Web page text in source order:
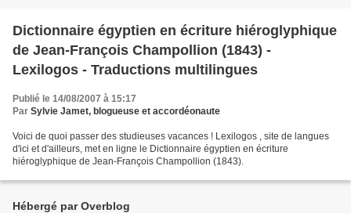
Dictionnaire égyptien en écriture hiéroglyphique
de Jean-François Champollion (1843) -
Lexilogos - Traductions multilingues
Publié le 14/08/2007 à 15:17
Par Sylvie Jamet, blogueuse et accordéonaute
Voici de quoi passer des studieuses vacances ! Lexilogos , site de langues
d'ici et d'ailleurs, met en ligne le Dictionnaire égyptien en écriture
hiéroglyphique de Jean-François Champollion (1843).
Hébergé par Overblog